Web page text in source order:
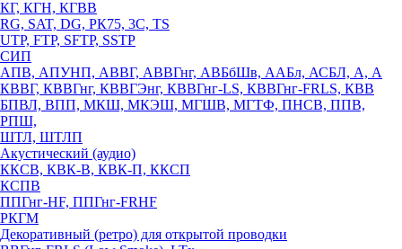
КГ, КГН, КГВВ
RG, SAT, DG, РК75, 3С, TS
UTP, FTP, SFTP, SSTP
СИП
АПВ, АПУНП, АВВГ, АВВГнг, АВБбШв, ААБл, АСБЛ, А, А
КВВГ, КВВГнг, КВВГЭнг, КВВГнг-LS, КВВГнг-FRLS, КВВ
БПВЛ, ВПП, МКШ, МКЭШ, МГШВ, МГТФ, ПНСВ, ППВ,
РПШ,
ШТЛ, ШТЛП
Акустический (аудио)
ККСВ, КВК-В, КВК-П, ККСП
КСПВ
ППГнг-HF, ППГнг-FRHF
РКГМ
Декоративный (ретро) для открытой проводки